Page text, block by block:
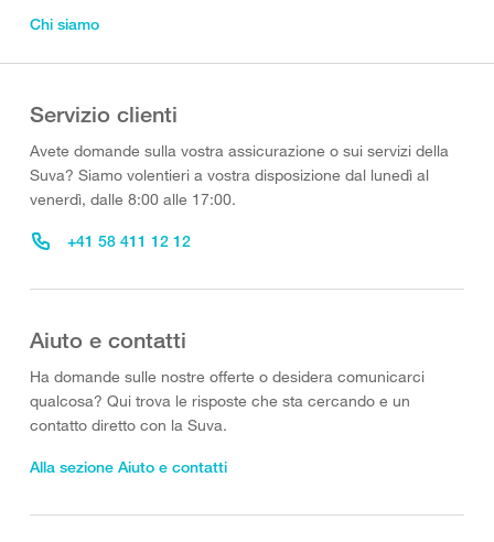
Chi siamo
Servizio clienti
Avete domande sulla vostra assicurazione o sui servizi della
Suva? Siamo volentieri a vostra disposizione dal lunedì al
venerdì, dalle 8:00 alle 17:00.
+41 58 411 12 12
Aiuto e contatti
Ha domande sulle nostre offerte o desidera comunicarci
qualcosa? Qui trova le risposte che sta cercando e un
contatto diretto con la Suva.
Alla sezione Aiuto e contatti